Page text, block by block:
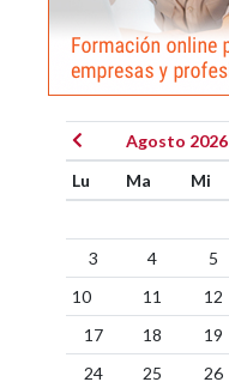
Agosto 2026
Lu
Ma Mi
3
4 5
10
11 12
17
18 19
24
25 26